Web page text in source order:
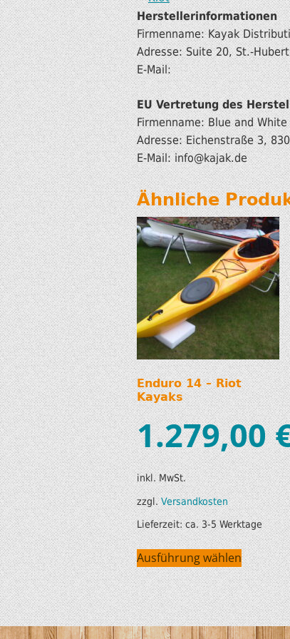
Herstellerinformationen
Firmenname: Kayak
Adresse: Suite 20, St.-
E-Mail:
EU Vertretung des
Firmenname: Blue and White
Adresse: Eichenstraße 3,
E-Mail: info@kajak.de
Ähnliche
Enduro 14 – Riot
Kayaks
1.279,00
inkl. MwSt.
zzgl.Versandkosten
Lieferzeit:ca. 3-5 Werktage
Ausführung wählen